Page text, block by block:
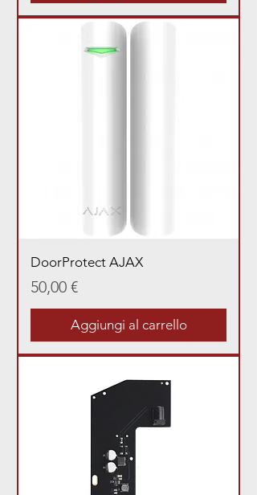
DoorProtect AJAX
Prezzo
50,00 €
Aggiungi al carrello